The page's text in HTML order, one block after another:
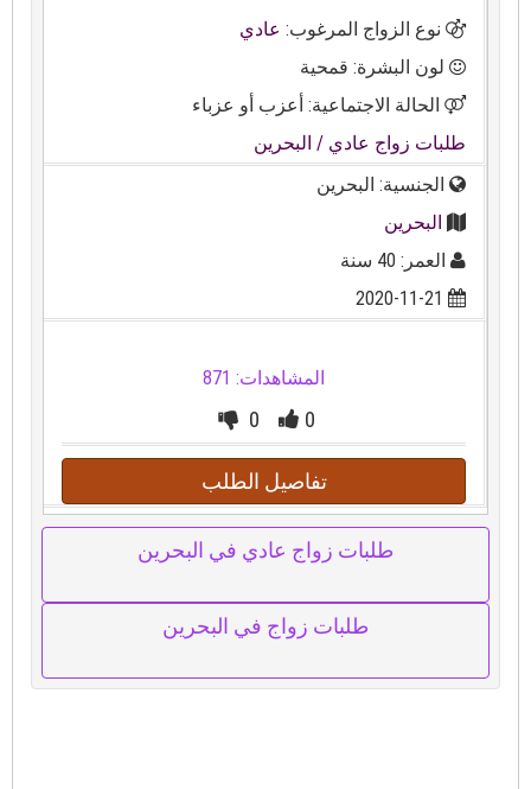
نوع الزواج المرغوب:عادي
لون البشرة: قمحية
الحالة الاجتماعية: أعزب أو عزباء
طلبات زواج عادي/ البحرين
الجنسية: البحرين
البحرين
العمر: 40 سنة
2020-11-21
المشاهدات: 871
0
0
تفاصيل الطلب
طلبات زواج عادي في البحرين
طلبات زواج في البحرين